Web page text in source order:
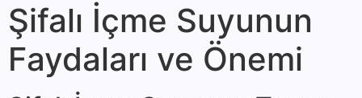
Şifalı İçme Suyunun
Faydaları ve Önemi